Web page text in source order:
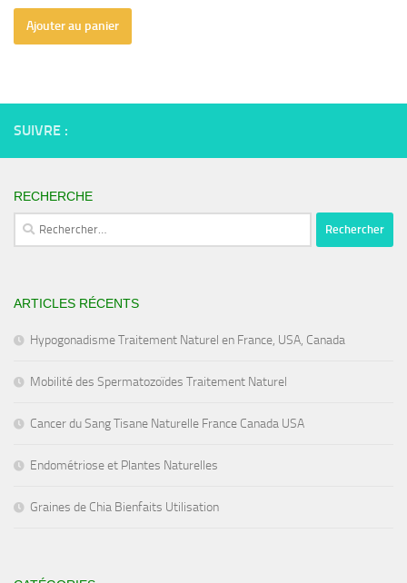
Ajouter au panier
SUIVRE :
RECHERCHE
Rechercher :
ARTICLES RÉCENTS
Hypogonadisme Traitement Naturel en France, USA, Canada
Mobilité des Spermatozoïdes Traitement Naturel
Cancer du Sang Tisane Naturelle France Canada USA
Endométriose et Plantes Naturelles
Graines de Chia Bienfaits Utilisation